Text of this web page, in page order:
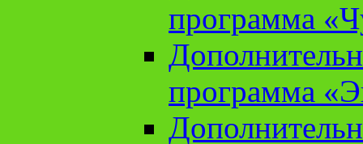
программа
программа